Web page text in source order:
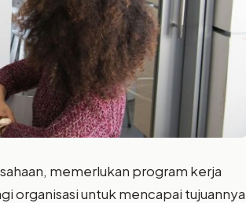
memerlukan program kerja
organisasi untuk mencapai tujuannya